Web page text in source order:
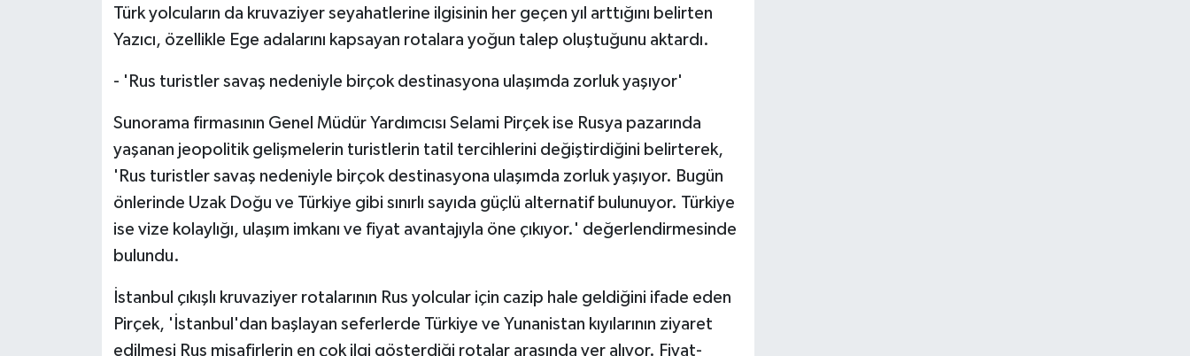
Türk yolcuların da kruvaziyer seyahatlerine ilgisinin her geçen yıl arttığını belirten
Yazıcı, özellikle Ege adalarını kapsayan rotalara yoğun talep oluştuğunu aktardı.
- 'Rus turistler savaş nedeniyle birçok destinasyona ulaşımda zorluk yaşıyor'
Sunorama firmasının Genel Müdür Yardımcısı Selami Pirçek ise Rusya pazarında
yaşanan jeopolitik gelişmelerin turistlerin tatil tercihlerini değiştirdiğini belirterek,
'Rus turistler savaş nedeniyle birçok destinasyona ulaşımda zorluk yaşıyor. Bugün
önlerinde Uzak Doğu ve Türkiye gibi sınırlı sayıda güçlü alternatif bulunuyor. Türkiye
ise vize kolaylığı, ulaşım imkanı ve fiyat avantajıyla öne çıkıyor.' değerlendirmesinde
bulundu.
İstanbul çıkışlı kruvaziyer rotalarının Rus yolcular için cazip hale geldiğini ifade eden
Pirçek, 'İstanbul'dan başlayan seferlerde Türkiye ve Yunanistan kıyılarının ziyaret
edilmesi Rus misafirlerin en çok ilgi gösterdiği rotalar arasında yer alıyor. Fiyat-